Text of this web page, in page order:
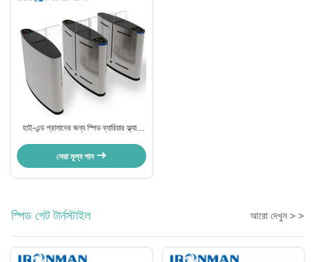
হাই-এন্ড প্রাসাদের জন্য স্পিড ব্যারিয়ার ফ্ল্যাপ
সেরা মূল্য পান
স্পিড গেট টার্নস্টাইল আরো দেখুন > >